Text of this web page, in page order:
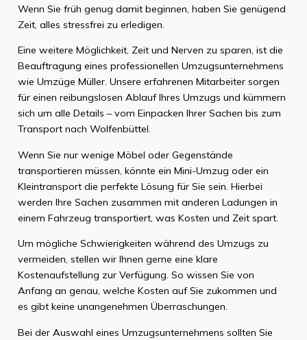
Wenn Sie früh genug damit beginnen, haben Sie genügend
Zeit, alles stressfrei zu erledigen.
Eine weitere Möglichkeit, Zeit und Nerven zu sparen, ist die
Beauftragung eines professionellen Umzugsunternehmens
wie Umzüge Müller. Unsere erfahrenen Mitarbeiter sorgen
für einen reibungslosen Ablauf Ihres Umzugs und kümmern
sich um alle Details – vom Einpacken Ihrer Sachen bis zum
Transport nach Wolfenbüttel.
Wenn Sie nur wenige Möbel oder Gegenstände
transportieren müssen, könnte ein Mini-Umzug oder ein
Kleintransport die perfekte Lösung für Sie sein. Hierbei
werden Ihre Sachen zusammen mit anderen Ladungen in
einem Fahrzeug transportiert, was Kosten und Zeit spart.
Um mögliche Schwierigkeiten während des Umzugs zu
vermeiden, stellen wir Ihnen gerne eine klare
Kostenaufstellung zur Verfügung. So wissen Sie von
Anfang an genau, welche Kosten auf Sie zukommen und
es gibt keine unangenehmen Überraschungen.
Bei der Auswahl eines Umzugsunternehmens sollten Sie